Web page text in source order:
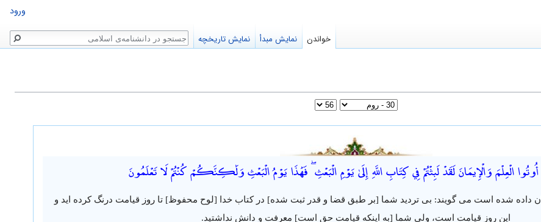
أُوتُوا الْعِلْمَ وَالْإِيمَانَ لَقَدْ لَبِثْتُمْ فِي كِتَابِ اللَّهِ إِلَىٰ يَوْمِ الْبَعْثِ ۖ فَهَٰذَا يَوْمُ الْبَعْثِ وَلَٰكِنَّكُمْ كُنْتُمْ لَا تَعْلَمُونَ
داده شده است می گویند: بی تردید شما [بر طبق قضا و قدر ثبت شده] در کتاب خدا [لوح محفوظ] تا روز قیامت درنگ کرده اید و
این روز قیامت است، ولی شما [به اینکه قیامت حق است] معرفت و دانش نداشتید.
ورود
خواندن نمایش مبدأ نمایش تاریخچه جستجو